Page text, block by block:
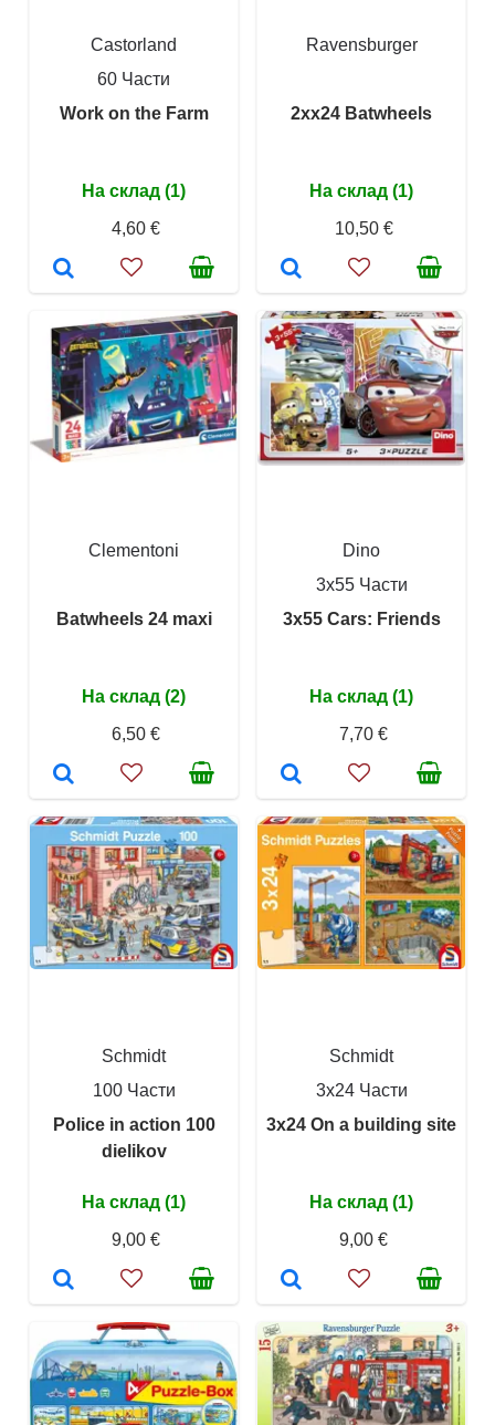
Castorland
60 Части
Work on the Farm
На склад (1)
4,60 €
Ravensburger
2xx24 Batwheels
На склад (1)
10,50 €
Clementoni
Batwheels 24 maxi
На склад (2)
6,50 €
Dino
3x55 Части
3x55 Cars: Friends
На склад (1)
7,70 €
Schmidt
100 Части
Police in action 100
dielikov
На склад (1)
9,00 €
Schmidt
3x24 Части
3x24 On a building site
На склад (1)
9,00 €